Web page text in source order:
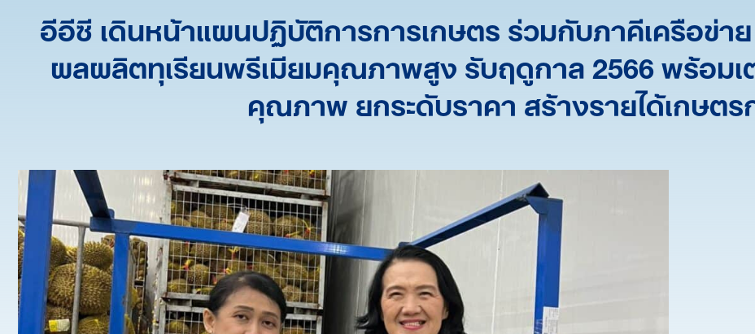
อีอีซี เดินหน้าแผนปฏิบัติการการเกษตร ร่วมกับภาคีเครือข่
ผลผลิตทุเรียนพรีเมียมคุณภาพสูง รับฤดูกาล 2566 พร้อมเ
คุณภาพ ยกระดับราคา สร้างรายได้เกษต